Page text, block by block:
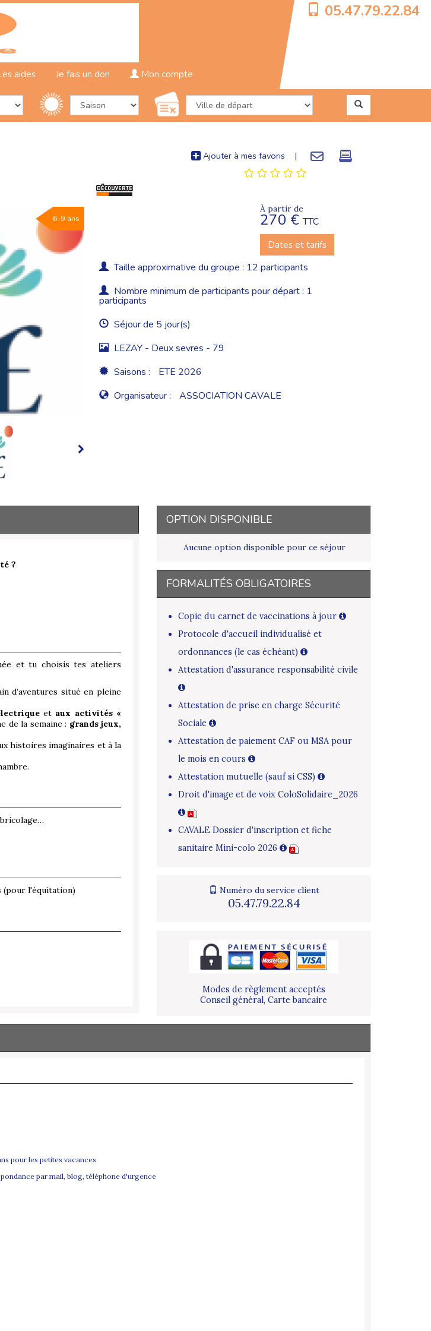
05.47.79.22.84
aides Je fais un don Mon compte
Ajouter à mes favoris |
6-9 ans
À partir de
270 €TTC
Dates et tarifs
Taille approximative du groupe : 12 participants
Nombre minimum de participants pour départ : 1
participants
Séjour de 5 jour(s)
LEZAY - Deux sevres - 79
Saisons :
ETE 2026
Organisateur :
ASSOCIATION CAVALE
?
et tu choisis tes ateliers
d’aventures situé en pleine
et aux activités «
de la semaine : grands jeux,
histoires imaginaires et à la
(pour l'équitation)
OPTION DISPONIBLE
Aucune option disponible pour ce séjour
FORMALITÉS OBLIGATOIRES
Copie du carnet de vaccinations à jour
Protocole d'accueil individualisé et
ordonnances (le cas échéant)
Attestation d'assurance responsabilité civile
Attestation de prise en charge Sécurité
Sociale
Attestation de paiement CAF ou MSA pour
le mois en cours
Attestation mutuelle (sauf si CSS)
Droit d'image et de voix ColoSolidaire_2026
CAVALE Dossier d'inscription et fiche
sanitaire Mini-colo 2026
Numéro du service client
05.47.79.22.84
Modes de règlement acceptés
Conseil général, Carte bancaire
pour les petites vacances
par mail, blog, téléphone d'urgence